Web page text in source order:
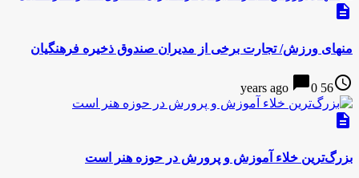
description
منهای ورزش/ تجارت برخی از مدیران صندوق ذخیره فرهنگیان
access_time
56 years ago
chat_bubble0
description
بزرگ‌ترین خلاء آموزش و پرورش در حوزه هنر است